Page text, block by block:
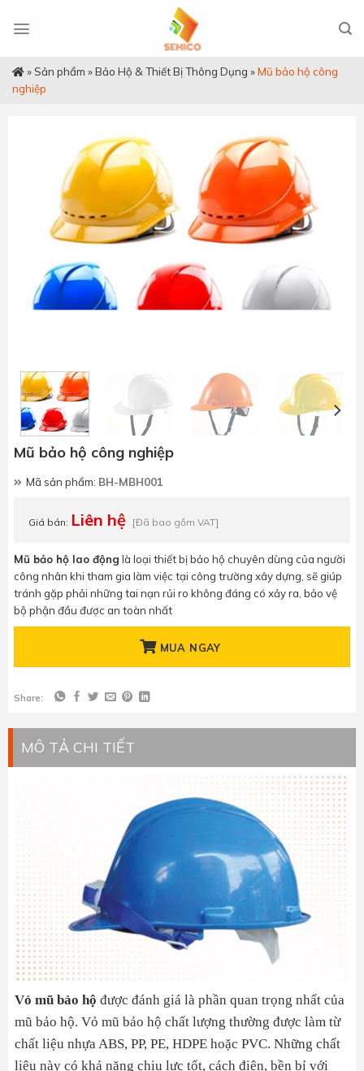
» Sản phẩm »Bảo Hộ & Thiết Bị Thông Dụng »Mũ bảo hộ công
nghiệp
Mũ bảo hộ công nghiệp
Mã sản phẩm: BH-MBH001
Giá bán: Liên hệ [Đã bao gồm VAT]
Mũ bảo hộ lao động là loại thiết bị bảo hộ chuyên dùng của người
công nhân khi tham gia làm việc tại công trường xây dựng, sẽ giúp
tránh gặp phải những tai nạn rủi ro không đáng có xảy ra, bảo vệ
bộ phận đầu được an toàn nhất
MUA NGAY
Share:
MÔ TẢ CHI TIẾT
Vỏ mũ bảo hộ được đánh giá là phần quan trọng nhất của
mũ bảo hộ. Vỏ mũ bảo hộ chất lượng thường được làm từ
chất liệu nhựa ABS, PP, PE, HDPE hoặc PVC. Những chất
liệu này có khả năng chịu lực tốt, cách điện, bền bỉ với